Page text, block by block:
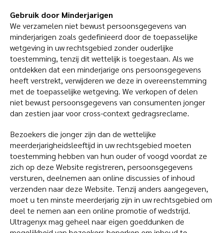
Gebruik door Minderjarigen
We verzamelen niet bewust persoonsgegevens van
minderjarigen zoals gedefinieerd door de toepasselijke
wetgeving in uw rechtsgebied zonder ouderlijke
toestemming, tenzij dit wettelijk is toegestaan. Als we
ontdekken dat een minderjarige ons persoonsgegevens
heeft verstrekt, verwijderen we deze in overeenstemming
met de toepasselijke wetgeving. We verkopen of delen
niet bewust persoonsgegevens van consumenten jonger
dan zestien jaar voor cross-context gedragsreclame.
Bezoekers die jonger zijn dan de wettelijke
meerderjarigheidsleeftijd in uw rechtsgebied moeten
toestemming hebben van hun ouder of voogd voordat ze
zich op deze Website registreren, persoonsgegevens
versturen, deelnemen aan online discussies of inhoud
verzenden naar deze Website. Tenzij anders aangegeven,
moet u ten minste meerderjarig zijn in uw rechtsgebied om
deel te nemen aan een online promotie of wedstrijd.
Ultragenyx mag geheel naar eigen goeddunken de